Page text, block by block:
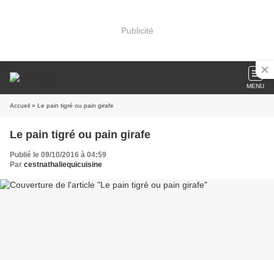
Publicité
MENU
Accueil » Le pain tigré ou pain girafe
Le pain tigré ou pain girafe
Publié le 09/10/2016 à 04:59
Par cestnathaliequicuisine